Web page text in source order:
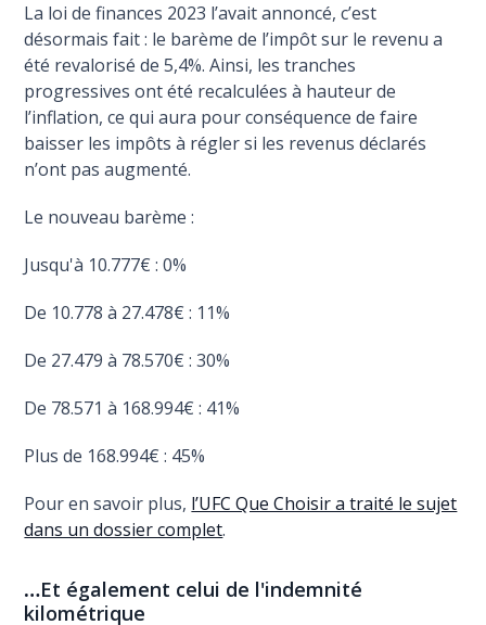
La loi de finances 2023 l’avait annoncé, c’est
désormais fait : le barème de l’impôt sur le revenu a
été revalorisé de 5,4%. Ainsi, les tranches
progressives ont été recalculées à hauteur de
l’inflation, ce qui aura pour conséquence de faire
baisser les impôts à régler si les revenus déclarés
n’ont pas augmenté.
Le nouveau barème :
Jusqu'à 10.777€ : 0%
De 10.778 à 27.478€ : 11%
De 27.479 à 78.570€ : 30%
De 78.571 à 168.994€ : 41%
Plus de 168.994€ : 45%
Pour en savoir plus, l’UFC Que Choisir a traité le sujet
dans un dossier complet.
…Et également celui de l'indemnité
kilométrique